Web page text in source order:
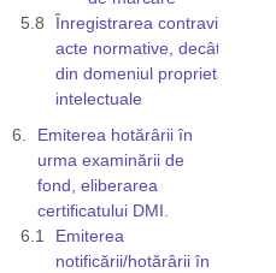
Înregistrarea contravine altor
acte normative, decât cele
din domeniul proprietății
intelectuale
Emiterea hotărârii în
urma examinării de
fond, eliberarea
certificatului DMI.
Emiterea
notificării/hotărârii în